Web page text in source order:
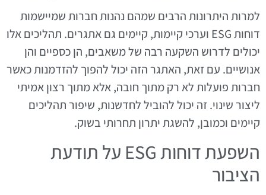
למרות היתרונות הרבים שמהם נהנות חברות שמיישמות
דוחות ESG וערכי קיימות, קיימים גם אתגרים. תהליכים אלו
יכולים לדרוש השקעה רבה של משאבים, הן כספיים והן
אנושיים. עם זאת, האתגר הזה יכול להפוך להזדמנות כאשר
חברות פועלות לא רק מתוך חובה, אלא מתוך רצון אמיתי
ליצור שינוי. זה יכול להוביל לחדשנות, שיפור תהליכים
קיימים וכמובן, להשגת יתרון תחרותי בשוק.
השפעת דוחות ESG על תודעת
הציבור